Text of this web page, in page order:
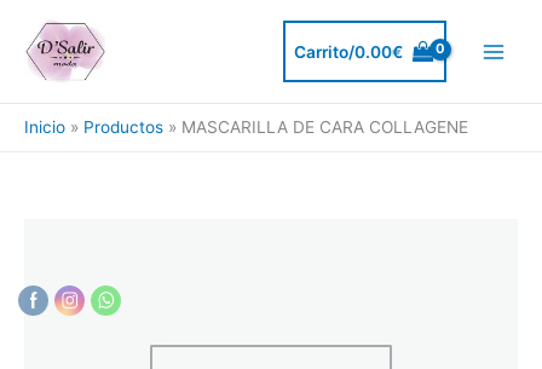
contenido
Carrito/0.00€
Inicio Productos MASCARILLA DE CARA COLLAGENE
CARA
COLLAGENE